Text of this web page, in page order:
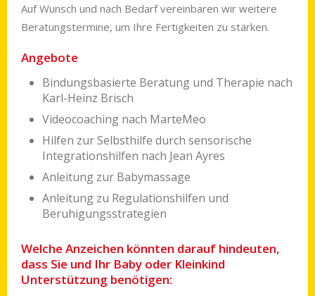
Auf Wunsch und nach Bedarf vereinbaren wir weitere
Beratungstermine, um Ihre Fertigkeiten zu stärken.
Angebote
Bindungsbasierte Beratung und Therapie nach
Karl-Heinz Brisch
Videocoaching nach MarteMeo
Hilfen zur Selbsthilfe durch sensorische
Integrationshilfen nach Jean Ayres
Anleitung zur Babymassage
Anleitung zu Regulationshilfen und
Beruhigungsstrategien
Welche Anzeichen könnten darauf hindeuten,
dass Sie und Ihr Baby oder Kleinkind
Unterstützung benötigen: